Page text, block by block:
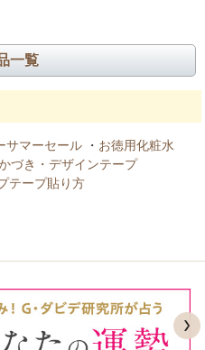
一覧
サマーセール ・ お徳用化粧水
づき・デザインテープ
テープ貼り方